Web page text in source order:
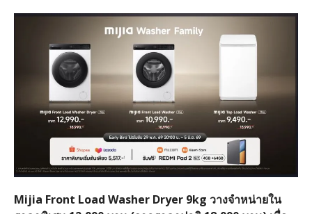
Mijia Front Load Washer Dryer 9kg วางจำหน่ายใน